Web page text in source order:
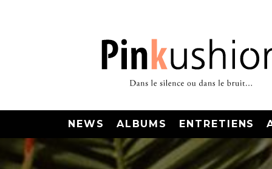
NEWS ALBUMS ENTRETIENS